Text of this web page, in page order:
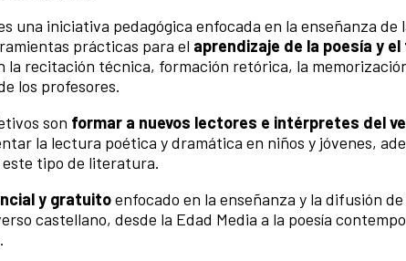
una iniciativa pedagógica enfocada en la enseñanza
prácticas para el aprendizaje de la poesía y
la recitación técnica, formación retórica, la
los profesores.
son formar a nuevos lectores e intérpretes del
la lectura poética y dramática en niños y jóvenes,
este tipo de literatura.
y gratuitoenfocado en la enseñanza y la difusión
castellano, desde la Edad Media a la poesía